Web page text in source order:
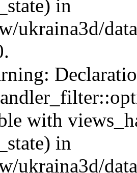
in
ukraina3d/
with
in
ukraina3d/